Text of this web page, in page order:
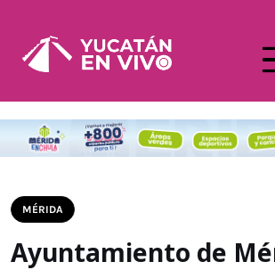
MÉRIDA
Ayuntamiento de